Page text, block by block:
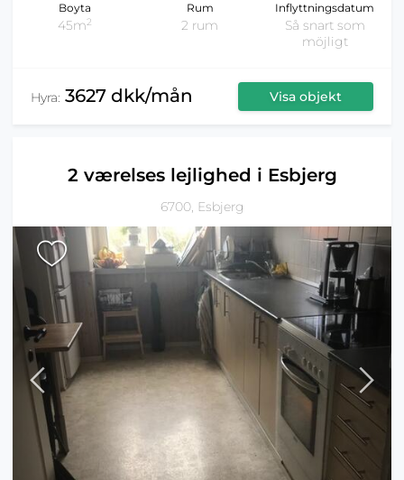
Boyta
45m2
Rum
2 rum
Inflyttningsdatum
Så snart som
möjligt
Hyra: 3627 dkk/mån Visa objekt
2 værelses lejlighed i Esbjerg
6700, Esbjerg